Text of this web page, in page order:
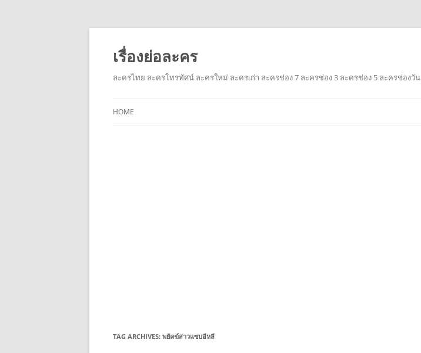
เรื่องย่อละคร
ละครไทย ละครโทรทัศน์ ละครใหม่ ละครเก่า ละครช่อง 7 ละครช่อง 3 ละครช่อง 5 ละครช่องวัน
HOME
TAG ARCHIVES: พยัคฆ์สาวแซบอีหลี